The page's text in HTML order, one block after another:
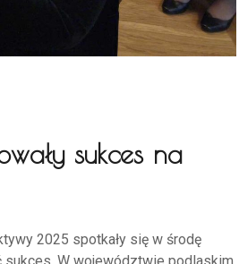
sukces na
2025 spotkały się w środę